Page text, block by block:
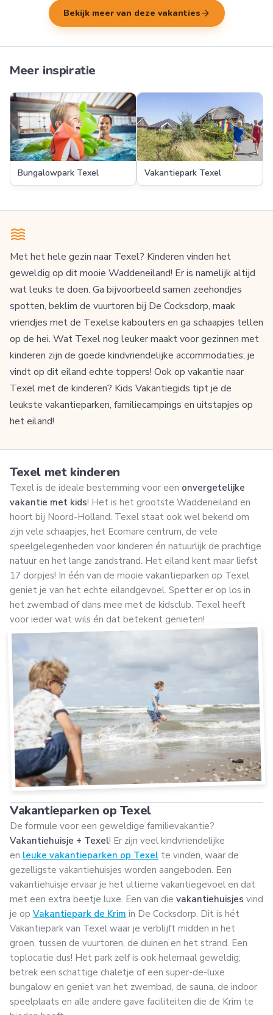
Bekijk meer van deze vakanties arrow_forward
Meer inspiratie
Bungalowpark Texel Vakantiepark Texel
Met het hele gezin naar Texel? Kinderen vinden het
geweldig op dit mooie Waddeneiland! Er is namelijk altijd
wat leuks te doen. Ga bijvoorbeeld samen zeehondjes
spotten, beklim de vuurtoren bij De Cocksdorp, maak
vriendjes met de Texelse kabouters en ga schaapjes tellen
op de hei. Wat Texel nog leuker maakt voor gezinnen met
kinderen zijn de goede kindvriendelijke accommodaties; je
vindt op dit eiland echte toppers! Ook op vakantie naar
Texel met de kinderen? Kids Vakantiegids tipt je de
leukste vakantieparken, familiecampings en uitstapjes op
het eiland!
Texel met kinderen
Texel is de ideale bestemming voor een onvergetelijke
vakantie met kids! Het is het grootste Waddeneiland en
hoort bij Noord-Holland. Texel staat ook wel bekend om
zijn vele schaapjes, het Ecomare centrum, de vele
speelgelegenheden voor kinderen én natuurlijk de prachtige
natuur en het lange zandstrand. Het eiland kent maar liefst
17 dorpjes! In één van de mooie vakantieparken op Texel
geniet je van het echte eilandgevoel. Spetter er op los in
het zwembad of dans mee met de kidsclub. Texel heeft
voor ieder wat wils én dat betekent genieten!
Vakantieparken op Texel
De formule voor een geweldige familievakantie?
Vakantiehuisje + Texel! Er zijn veel kindvriendelijke
en leuke vakantieparken op Texel te vinden, waar de
gezelligste vakantiehuisjes worden aangeboden. Een
vakantiehuisje ervaar je het ultieme vakantiegevoel en dat
met een extra beetje luxe. Een van die vakantiehuisjes vind
je op Vakantiepark de Krim in De Cocksdorp. Dit is hét
Vakantiepark van Texel waar je verblijft midden in het
groen, tussen de vuurtoren, de duinen en het strand. Een
toplocatie dus! Het park zelf is ook helemaal geweldig;
betrek een schattige chaletje of een super-de-luxe
bungalow en geniet van het zwembad, de sauna, de indoor
speelplaats en alle andere gave faciliteiten die de Krim te